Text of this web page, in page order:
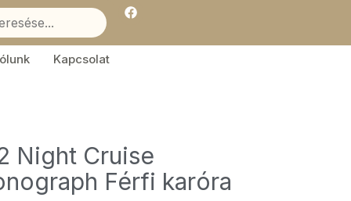
F
a
e
Kapcsolat
Night Cruise
Férfi karóra